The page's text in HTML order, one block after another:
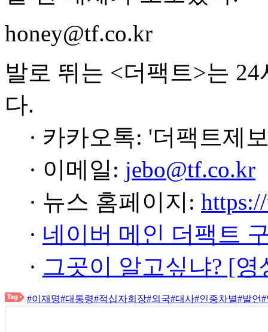
honey@tf.co.kr
발로 뛰는 <더팩트>는
다.
· 카카오톡: '더팩트제
· 이메일: jebo@tf.co.kr
· 뉴스 홈페이지:
· 네이버 메인 더팩트
· 그곳이 알고싶냐? [
#이재명#대통령#적십자회장#외국#대사#인종차별#발언